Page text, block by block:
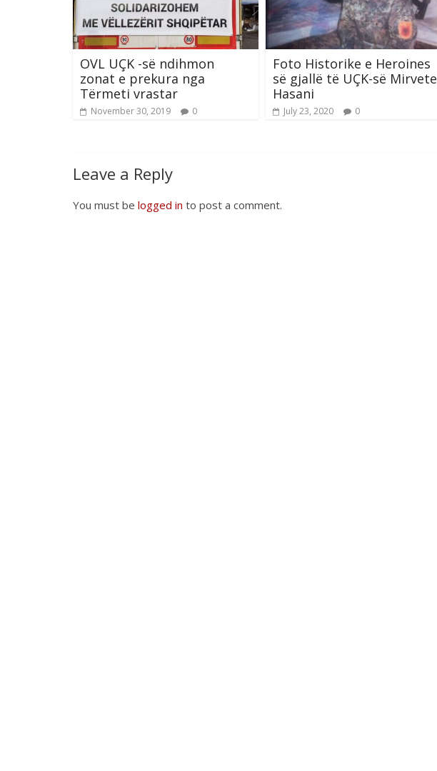
OVL UÇK -së ndihmon
zonat e prekura nga
Tërmeti vrastar
November 30, 2019 0
Foto Historike e Heroines
së gjallë të UÇK-së Mirvete
Hasani
July 23, 2020 0
Leave a Reply
You must be logged in to post a comment.